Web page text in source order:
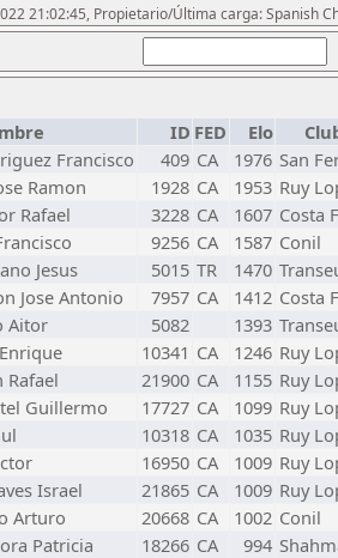
21:02:45, Propietario/Última carga: Spanish
ID FED Elo
Francisco 409 CA 1976 San
Ramon 1928 CA 1953 Ruy
Rafael 3228 CA 1607 Costa
9256 CA 1587 Conil
Jesus 5015 TR 1470
Jose Antonio 7957 CA 1412 Costa
Aitor 5082 1393
10341 CA 1246 Ruy
Rafael 21900 CA 1155 Ruy
Guillermo 17727 CA 1099 Ruy
10318 CA 1035 Ruy
16950 CA 1009 Ruy
Israel 21865 CA 1009 Ruy
Arturo 20668 CA 1002 Conil
Patricia 18266 CA 994